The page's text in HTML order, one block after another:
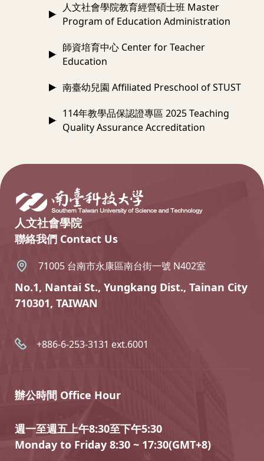
人文社會學院教育經營碩士班 Master
Program of Education Administration
師資培育中心 Center for Teacher
Education
南臺幼兒園 Affiliated Preschool of STUST
114年教學品保認證專區 2025 Teaching
Quality Assurance Accreditation
人文社會學院
聯絡我們 Contact Us
71005 台南市永康區南台街一號 N402室
No.1, Nantai St., Yungkang Dist., Tainan City
710301, TAIWAN
+886-6-253-3131 ext.6001
辦公時間 Office Hour
週一至週五上午8:30至下午5:30
Monday to Friday 8:30 ~ 17:30(GMT+8)